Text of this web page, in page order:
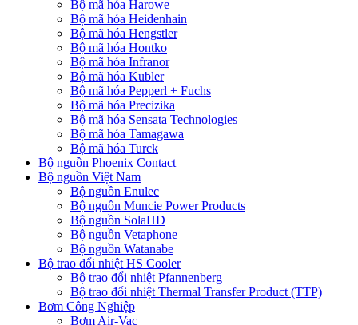
Bộ mã hóa Harowe
Bộ mã hóa Heidenhain
Bộ mã hóa Hengstler
Bộ mã hóa Hontko
Bộ mã hóa Infranor
Bộ mã hóa Kubler
Bộ mã hóa Pepperl + Fuchs
Bộ mã hóa Precizika
Bộ mã hóa Sensata Technologies
Bộ mã hóa Tamagawa
Bộ mã hóa Turck
Bộ nguồn Phoenix Contact
Bộ nguồn Việt Nam
Bộ nguồn Enulec
Bộ nguồn Muncie Power Products
Bộ nguồn SolaHD
Bộ nguồn Vetaphone
Bộ nguồn Watanabe
Bộ trao đổi nhiệt HS Cooler
Bộ trao đổi nhiệt Pfannenberg
Bộ trao đổi nhiệt Thermal Transfer Product (TTP)
Bơm Công Nghiệp
Bơm Air-Vac